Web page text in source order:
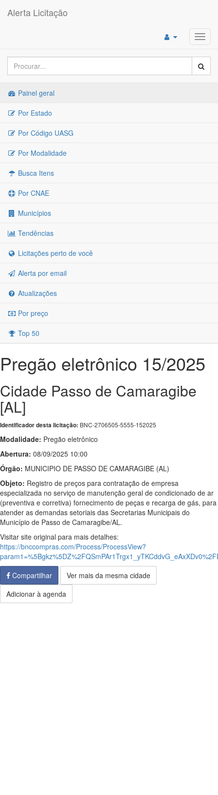
Alerta Licitação
Painel geral
Por Estado
Por Código UASG
Por Modalidade
Busca Itens
Por CNAE
Municípios
Tendências
Licitações perto de você
Alerta por email
Atualizações
Por preço
Top 50
Pregão eletrônico 15/2025
Cidade Passo de Camaragibe
[AL]
Identificador desta licitação: BNC-2706505-5555-152025
Modalidade: Pregão eletrônico
Abertura: 08/09/2025 10:00
Órgão: MUNICIPIO DE PASSO DE CAMARAGIBE (AL)
Objeto: Registro de preços para contratação de empresa
especializada no serviço de manutenção geral de condicionado de ar
(preventiva e corretiva) fornecimento de peças e recarga de gás, para
atender as demandas setoriais das Secretarias Municipais do
Município de Passo de Camaragibe/AL.
Visitar site original para mais detalhes:
https://bnccompras.com/Process/ProcessView?
Compartilhar
Ver mais da mesma cidade
Adicionar à agenda